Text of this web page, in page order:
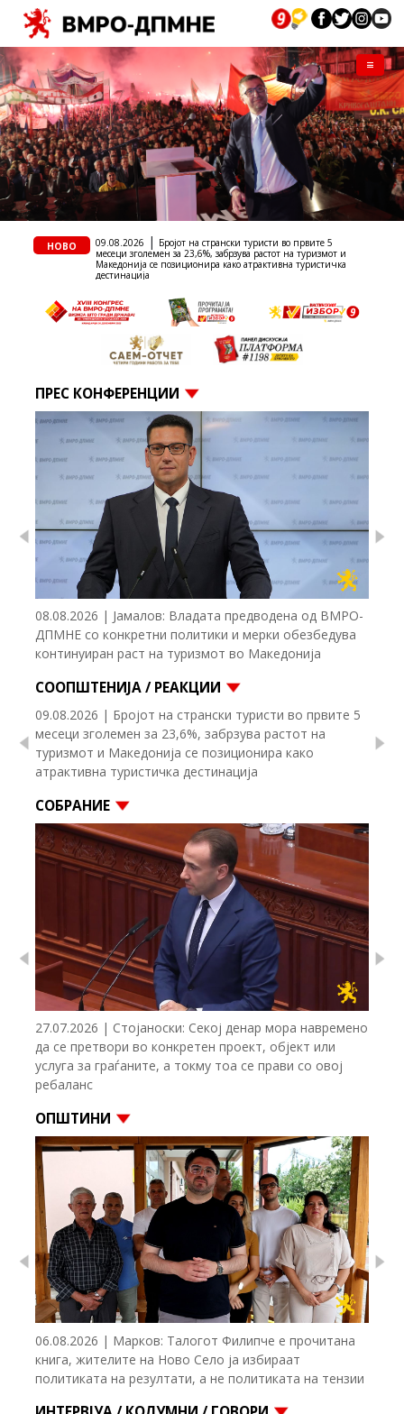
Menu
НОВО
во првите 5
на туризмот и
09.08.2026|Случајот во Ново Село го извади на
површина талогот на СДС кој Филипче ги нарекува
тоа се возрасни луѓе на Заев, осудени насилници и
ПРЕС КОНФЕРЕНЦИИ
08.08.2026 | Јамалов: Владата предводена од ВМРО-
ДПМНЕ со конкретни политики и мерки обезбедува
континуиран раст на туризмот во Македонија
Previous
СООПШТЕНИЈА / РЕАКЦИИ
09.08.2026 | Бројот на странски туристи во првите 5
месеци зголемен за 23,6%, забрзува растот на
туризмот и Македонија се позиционира како
атрактивна туристичка дестинација
Previous
СОБРАНИЕ
27.07.2026 | Стојаноски: Секој денар мора навремено
да се претвори во конкретен проект, објект или
услуга за граѓаните, а токму тоа се прави со овој
ребаланс
Previous
ОПШТИНИ
06.08.2026 | Марков: Талогот Филипче е прочитана
книга, жителите на Ново Село ја избираат
политиката на резултати, а не политиката на тензии
Previous